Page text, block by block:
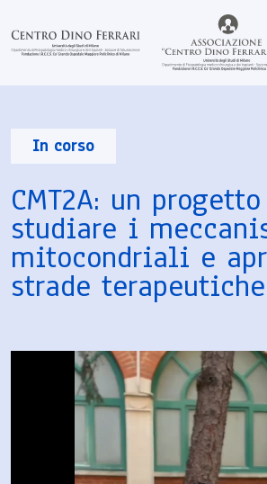
In corso
CMT2A: un
studiare i
mitocondriali e
strade terapeutiche